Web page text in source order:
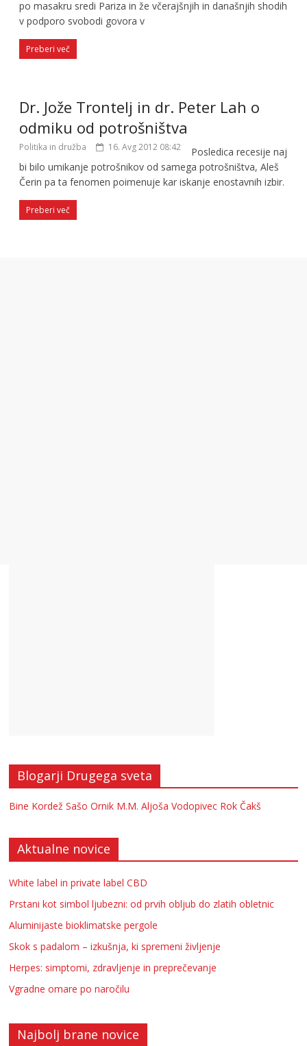
po masakru sredi Pariza in že včerajšnjih in današnjih shodih
v podporo svobodi govora v
Preberi več
Dr. Jože Trontelj in dr. Peter Lah o
odmiku od potrošništva
Politika in družba 16. Avg 2012 08:42
Posledica recesije naj
bi bilo umikanje potrošnikov od samega potrošništva, Aleš
Čerin pa ta fenomen poimenuje kar iskanje enostavnih izbir.
Preberi več
Blogarji Drugega sveta
Bine Kordež Sašo Ornik M.M. Aljoša Vodopivec Rok Čakš
Aktualne novice
White label in private label CBD
Prstani kot simbol ljubezni: od prvih obljub do zlatih obletnic
Aluminijaste bioklimatske pergole
Skok s padalom – izkušnja, ki spremeni življenje
Herpes: simptomi, zdravljenje in preprečevanje
Vgradne omare po naročilu
Najbolj brane novice